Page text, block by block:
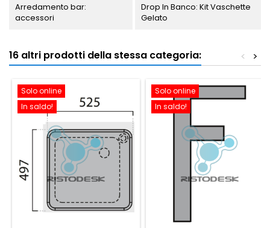
Arredamento bar:
accessori
Drop In Banco: Kit Vaschette
Gelato
16 altri prodotti della stessa categoria: >
<
Solo online
In saldo!
Solo online
In saldo!